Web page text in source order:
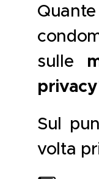
sulle
Sul
volta